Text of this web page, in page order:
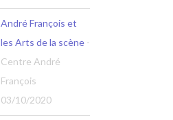
André François et
les Arts de la scène -
Centre André
François
03/10/2020